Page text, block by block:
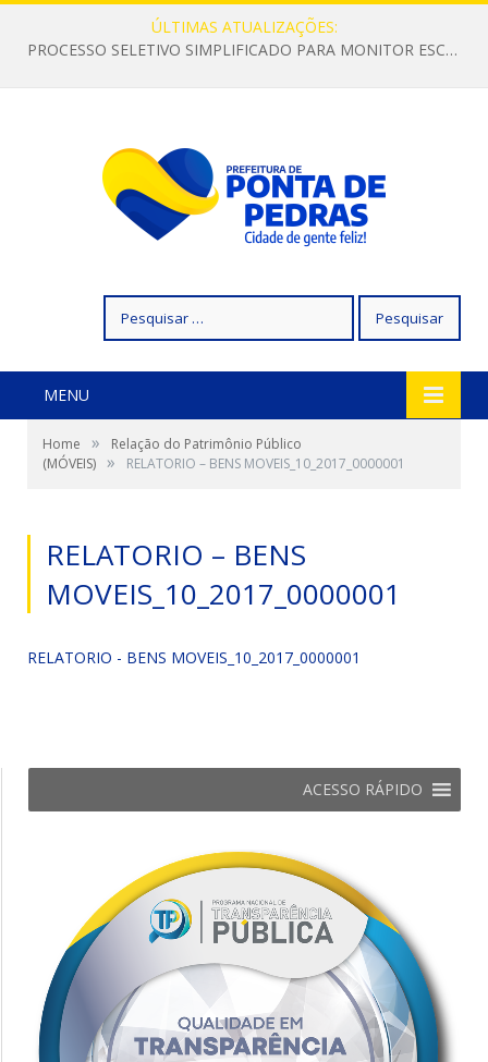
ÚLTIMAS ATUALIZAÇÕES:
PROCESSO SELETIVO SIMPLIFICADO PARA MONITOR ESCOLAR
por:
MENU
Home »
Relação do Patrimônio Público
(MÓVEIS) » RELATORIO – BENS MOVEIS_10_2017_0000001
RELATORIO – BENS
MOVEIS_10_2017_0000001
RELATORIO - BENS MOVEIS_10_2017_0000001
ACESSO RÁPIDO